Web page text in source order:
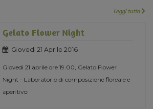
Leggi tutto
Gelato Flower Night
Giovedi 21 Aprile 2016
Giovedi 21 aprile ore 19.00, Gelato Flower
Night - Laboratorio di composizione floreale e
aperitivo